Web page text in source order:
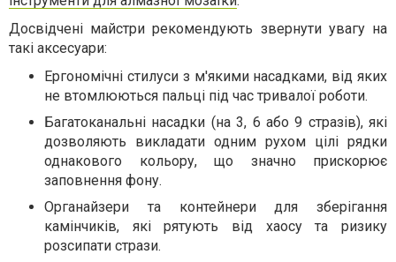
Досвідчені майстри рекомендують звернути увагу на
такі аксесуари:
Ергономічні стилуси з м'якими насадками, від яких
не втомлюються пальці під час тривалої роботи.
Багатоканальні насадки (на 3, 6 або 9 стразів), які
дозволяють викладати одним рухом цілі рядки
однакового кольору, що значно прискорює
заповнення фону.
Органайзери та контейнери для зберігання
камінчиків, які рятують від хаосу та ризику
розсипати стрази.